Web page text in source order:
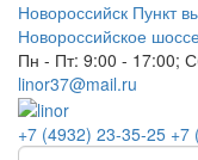
Новороссийск Пункт
Новороссийское
Пн - Пт: 9:00 - 17:00;
linor37@mail.ru
+7 (4932) 23-35-25 +7